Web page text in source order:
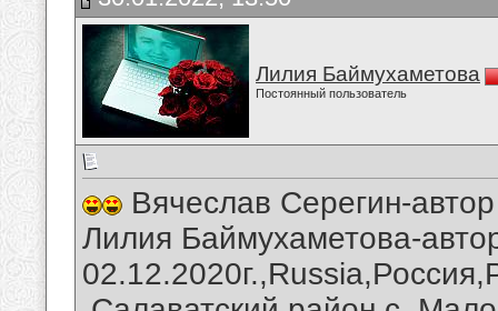
Лилия Баймухаметова
Постоянный пользователь
Вячеслав Серегин-
Лилия Баймухаметова-